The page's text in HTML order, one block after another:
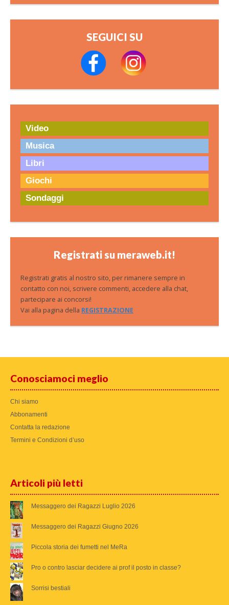
SEGUICI SU
Video
Musica
Libri
Giochi
Sondaggi
Registrati su meraweb.it!
Registrati gratis al nostro sito, per rimanere sempre in
contatto con noi, scrivere commenti, accedere alla chat,
partecipare ai concorsi!
Vai alla pagina della REGISTRAZIONE
Conosciamoci meglio
Chi siamo
Abbonamenti
Contatta la redazione
Termini e Condizioni d’uso
Articoli più letti
Messaggero dei Ragazzi Luglio 2026
Messaggero dei Ragazzi Giugno 2026
Piccola storia dei fumetti nel MeRa
Pro o contro lasciar decidere ai prof il posto in classe?
Sorrisi bestiali